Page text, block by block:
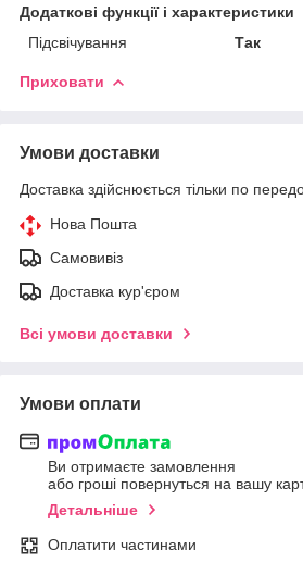
Додаткові функції і характеристики
Підсвічування
Так
Приховати
Умови доставки
Доставка здійснюється тільки по
Нова Пошта
Самовивіз
Доставка кур'єром
Всі умови доставки
Умови оплати
Ви отримаєте замовлення
або гроші повернуться на вашу
Детальніше
Оплатити частинами